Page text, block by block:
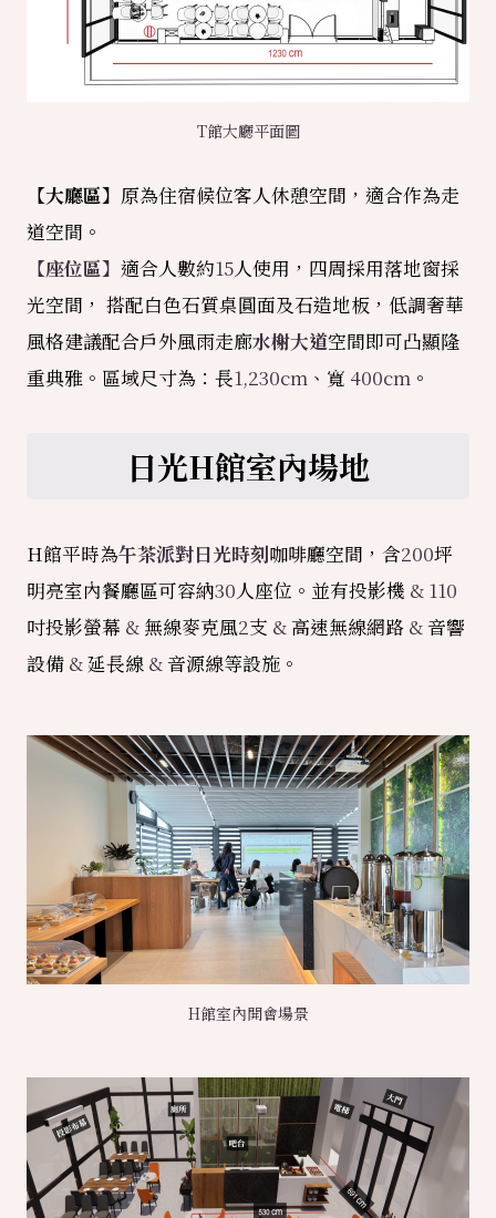
T館大廳平面圖
【大廳區】 原為住宿候位客人休憩空間，適合作為走
道空間。
【座位區】 適合人數約15人使用，四周採用落地窗採
光空間， 搭配白色石質桌圓面及石造地板，低調奢華
風格建議配合戶外風雨走廊水榭大道空間即可凸顯隆
重典雅。區域尺寸為：長1,230cm 、寬 400cm 。
日光H館室內場地
H館平時為午茶派對日光時刻咖啡廳空間，含200坪
明亮室內餐廳區可容納30人座位。並有投影機 & 110
吋投影螢幕 & 無線麥克風2支 & 高速無線網路 & 音響
設備 &延長線 & 音源線等設施。
H館室內開會場景